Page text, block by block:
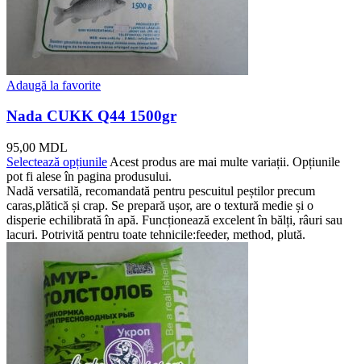
Adaugă la favorite
Nada CUKK Q44 1500gr
95,00 MDL
Selectează opțiunile Acest produs are mai multe variații. Opțiunile
pot fi alese în pagina produsului.
Nadă versatilă, recomandată pentru pescuitul peștilor precum
caras,plătică și crap. Se prepară ușor, are o textură medie și o
disperie echilibrată în apă. Funcționează excelent în bălți, râuri sau
lacuri. Potrivită pentru toate tehnicile:feeder, method, plută.